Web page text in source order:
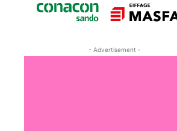
- Advertisement -